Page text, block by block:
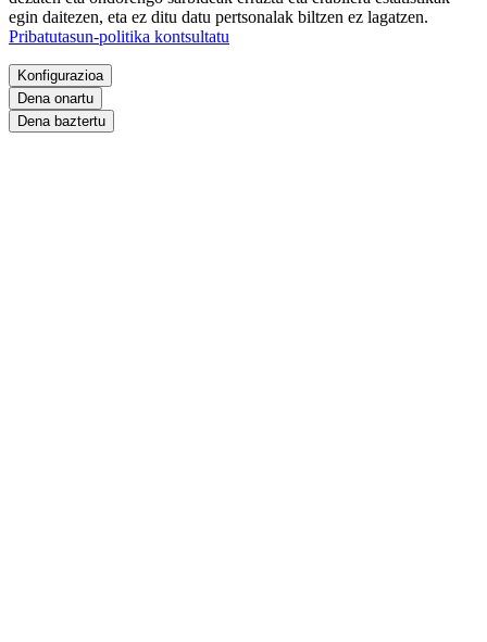
egin daitezen, eta ez ditu datu pertsonalak biltzen ez lagatzen.
Pribatutasun-politika kontsultatu
Konfigurazioa
Dena onartu
Dena baztertu